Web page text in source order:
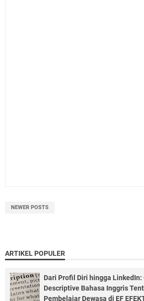
NEWER POSTS
ARTIKEL POPULER
Dari Profil Diri hingga LinkedIn:
Descriptive Bahasa Inggris
Pembelajar Dewasa di EF